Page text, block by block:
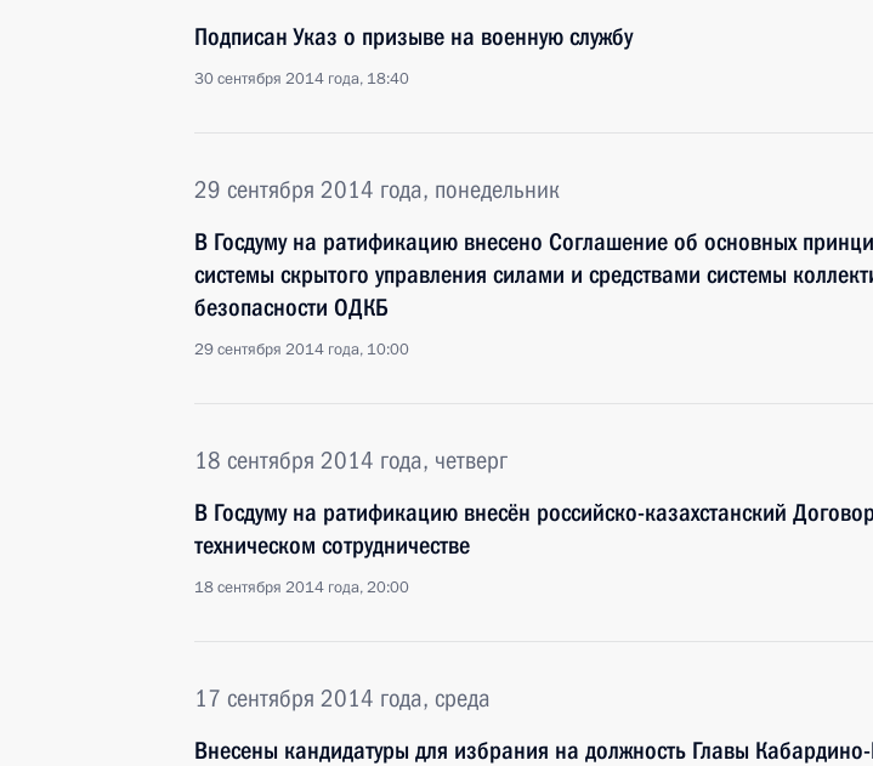
Подписан Указ о призыве на военную службу
30 сентября 2014 года, 18:40
29 сентября 2014 года, понедельник
В Госдуму на ратификацию внесено Соглашение об основных
системы скрытого управления силами и средствами системы
безопасности ОДКБ
29 сентября 2014 года, 10:00
18 сентября 2014 года, четверг
В Госдуму на ратификацию внесён российско-казахстанский
техническом сотрудничестве
18 сентября 2014 года, 20:00
17 сентября 2014 года, среда
Внесены кандидатуры для избрания на должность Главы